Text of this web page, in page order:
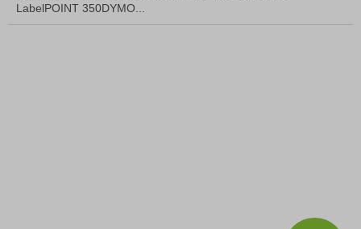
LabelPOINT 350DYMO...